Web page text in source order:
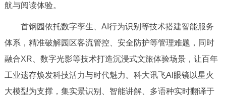
ITALIANO
回到顶部
航与阅读体验。
首钢园依托数字孪生、AI行为识别等技术搭建智能服务
体系，精准破解园区客流管控、安全防护等管理难题，同时
融合XR、数字光影等技术打造沉浸式文旅体验场景，让百年
工业遗存焕发科技活力与时代魅力。科大讯飞AI眼镜以星火
大模型为支撑，集实景识别、智能讲解、多语种实时翻译于